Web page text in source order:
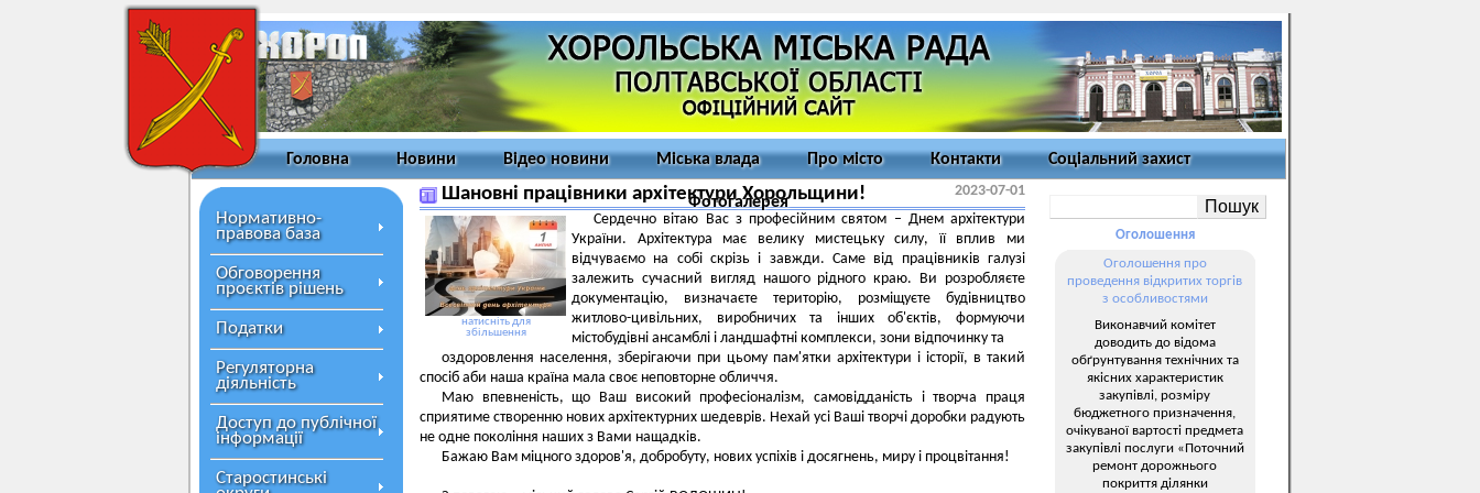
Головна Новини Відео новини Міська влада Про місто Контакти Соціальний захист
Фотогалерея
Нормативно-
правова база
Обговорення
проєктів рішень
Податки
Регуляторна
діяльність
Доступ до публічної
інформації
Старостинські
Шановні працівники архітектури Хорольщини! 2023-07-01
натисніть для
збільшення
Сердечно вітаю Вас з професійним святом – Днем архітектури
України. Архітектура має велику мистецьку силу, її вплив ми
відчуваємо на собі скрізь і завжди. Саме від працівників галузі
залежить сучасний вигляд нашого рідного краю. Ви розробляєте
документацію, визначаєте територію, розміщуєте будівництво
житлово-цивільних, виробничих та інших об'єктів, формуючи
містобудівні ансамблі і ландшафтні комплекси, зони відпочинку та
оздоровлення населення, зберігаючи при цьому пам'ятки архітектури і історії, в такий
спосіб аби наша країна мала своє неповторне обличчя.
Маю впевненість, що Ваш високий професіоналізм, самовідданість і творча праця
сприятиме створенню нових архітектурних шедеврів. Нехай усі Ваші творчі доробки радують
не одне покоління наших з Вами нащадків.
Бажаю Вам міцного здоров'я, добробуту, нових успіхів і досягнень, миру і процвітання!
Оголошення
Оголошення про
проведення відкритих торгів
з особливостями
Виконавчий комітет
доводить до відома
обґрунтування технічних та
якісних характеристик
закупівлі, розміру
бюджетного призначення,
очікуваної вартості предмета
закупівлі послуги «Поточний
ремонт дорожнього
покриття ділянки